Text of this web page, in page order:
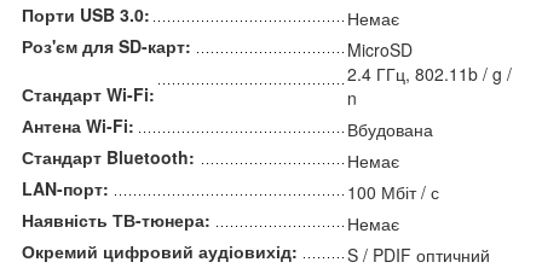
Порти USB 3.0:
Немає
Роз'єм для SD-карт:
MicroSD
Стандарт Wi-Fi:
2.4 ГГц, 802.11b / g /
n
Антена Wi-Fi:
Вбудована
Стандарт Bluetooth:
Немає
LAN-порт:
100 Мбіт / с
Наявність ТВ-тюнера:
Немає
Окремий цифровий аудіовихід:
S / PDIF оптичний